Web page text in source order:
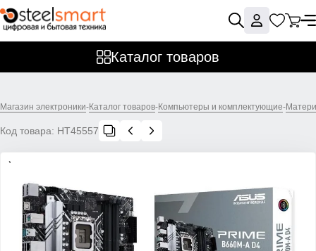
Каталог товаров
Магазин электроники-Каталог товаров-Компьютеры и комплектующие-
Код товара: НТ45557